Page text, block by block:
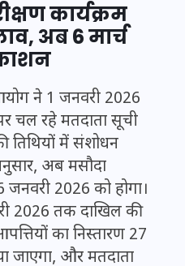
कार्यक्रम
अब 6 मार्च
ने 1 जनवरी 2026
चल रहे मतदाता सूची
तिथियों में संशोधन
अब मसौदा
जनवरी 2026 को होगा।
2026 तक दाखिल की
का निस्तारण 27
जाएगा, और मतदाता